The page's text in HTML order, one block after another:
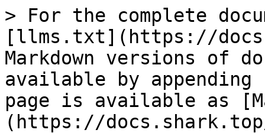
> For the complete
[llms.txt](https://
Markdown versions of
available by
page is available as
(https://